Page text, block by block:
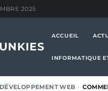
2025
ACCUEIL
INFORMATIQUE
DÉVELOPPEMENT WEB